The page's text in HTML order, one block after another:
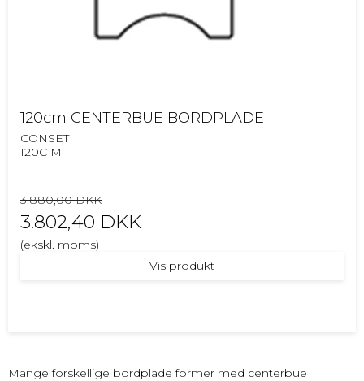
120cm CENTERBUE BORDPLADE
CONSET
120C M
3.880,00 DKK
3.802,40 DKK
(ekskl. moms)
Vis produkt
Mange forskellige bordplade former med centerbue